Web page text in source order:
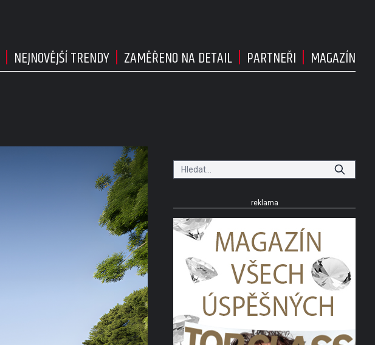
NEJNOVĚJŠÍ TRENDY ZAMĚŘENO NA DETAIL PARTNEŘI MAGAZÍN
reklama